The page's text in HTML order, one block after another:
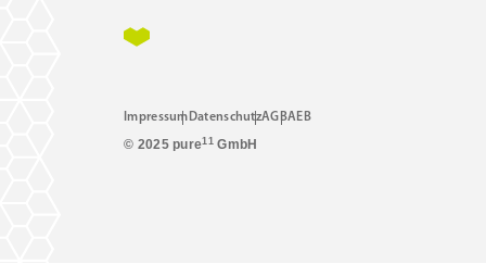
Impressum DatenschutzAGBAEB
© 2025 pure11 GmbH